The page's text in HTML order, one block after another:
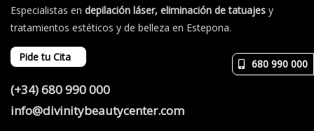
Especialistas en depilación láser, eliminación de tatuajes y
tratamientos estéticos y de belleza en Estepona.
Pide tu Cita
(+34) 680 990 000
info@divinitybeautycenter.com
680 990 000